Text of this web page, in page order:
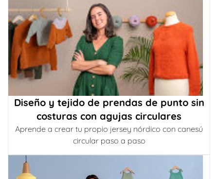
Diseño y tejido de prendas de punto sin
costuras con agujas circulares
Aprende a crear tu propio jersey nórdico con canesú
circular paso a paso